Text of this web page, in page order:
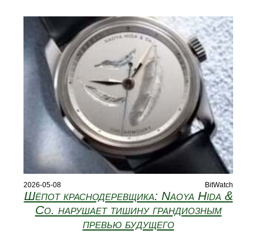
2026-05-08 BitWatch
Шёпот краснодеревщика: Naoya Hida &
Co. нарушает тишину грандиозным
превью будущего